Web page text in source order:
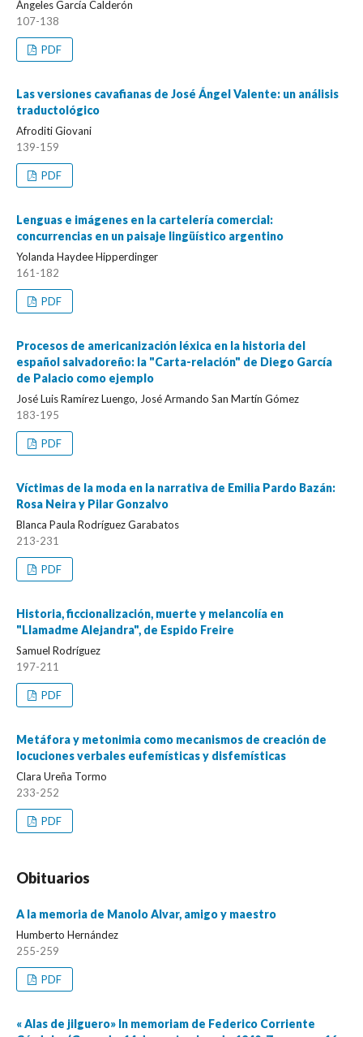
Ángeles García Calderón
107-138
PDF
Las versiones cavafianas de José Ángel Valente: un análisis
traductológico
Afroditi Giovani
139-159
PDF
Lenguas e imágenes en la cartelería comercial:
concurrencias en un paisaje lingüístico argentino
Yolanda Haydee Hipperdinger
161-182
PDF
Procesos de americanización léxica en la historia del
español salvadoreño: la "Carta-relación" de Diego García
de Palacio como ejemplo
José Luis Ramírez Luengo, José Armando San Martín Gómez
183-195
PDF
Víctimas de la moda en la narrativa de Emilia Pardo Bazán:
Rosa Neira y Pilar Gonzalvo
Blanca Paula Rodríguez Garabatos
213-231
PDF
Historia, ficcionalización, muerte y melancolía en
"Llamadme Alejandra", de Espido Freire
Samuel Rodríguez
197-211
PDF
Metáfora y metonimia como mecanismos de creación de
locuciones verbales eufemísticas y disfemísticas
Clara Ureña Tormo
233-252
PDF
Obituarios
A la memoria de Manolo Alvar, amigo y maestro
Humberto Hernández
255-259
PDF
« Alas de jilguero» In memoriam de Federico Corriente